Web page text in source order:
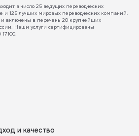
в число 25 ведущих переводческих
и 125 лучших мировых переводческих компаний.
включены в перечень 20 крупнейших
Наши услуги сертифицированы
100.
и качество